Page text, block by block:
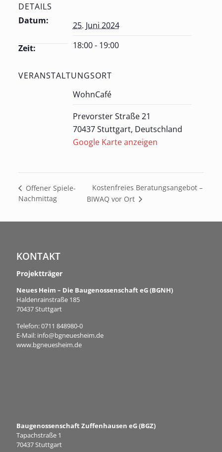
DETAILS
Datum:
25. Juni 2024
Zeit: 18:00 - 19:00
VERANSTALTUNGSORT
WohnCafé
Prevorster Straße 21
70437 Stuttgart, Deutschland
Google Karte anzeigen
Offener Spiele-
Nachmittag
Kostenfreies Beratungsangebot –
BIWAQ vor Ort
KONTAKT
Projektträger
Neues Heim – Die Baugenossenschaft eG (BGNH)
Haldenrainstraße 185
70437 Stuttgart
Telefon:0711 848980-0
E-Mail: info@bgneuesheim.de
www.bgneuesheim.de
Baugenossenschaft Zuffenhausen eG (BGZ)
Tapachstraße 1
70437 Stuttgart